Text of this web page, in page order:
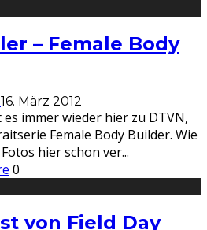
– Female Body
16. März 2012
immer wieder hier zu DTVN,
Female Body Builder. Wie
hier schon ver...
0
von Field Day